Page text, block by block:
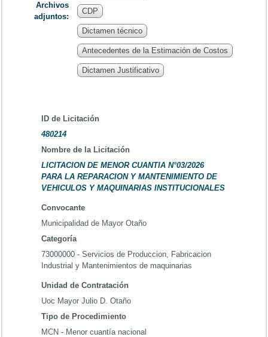
Archivos
adjuntos:
CDP
Dictamen técnico
Antecedentes de la Estimación de Costos
Dictamen Justificativo
ID de Licitación
480214
Nombre de la Licitación
LICITACION DE MENOR CUANTIA N°03/2026
PARA LA REPARACION Y MANTENIMIENTO DE
VEHICULOS Y MAQUINARIAS INSTITUCIONALES
Convocante
Municipalidad de Mayor Otaño
Categoría
73000000 - Servicios de Produccion, Fabricacion
Industrial y Mantenimientos de maquinarias
Unidad de Contratación
Uoc Mayor Julio D. Otaño
Tipo de Procedimiento
MCN - Menor cuantía nacional